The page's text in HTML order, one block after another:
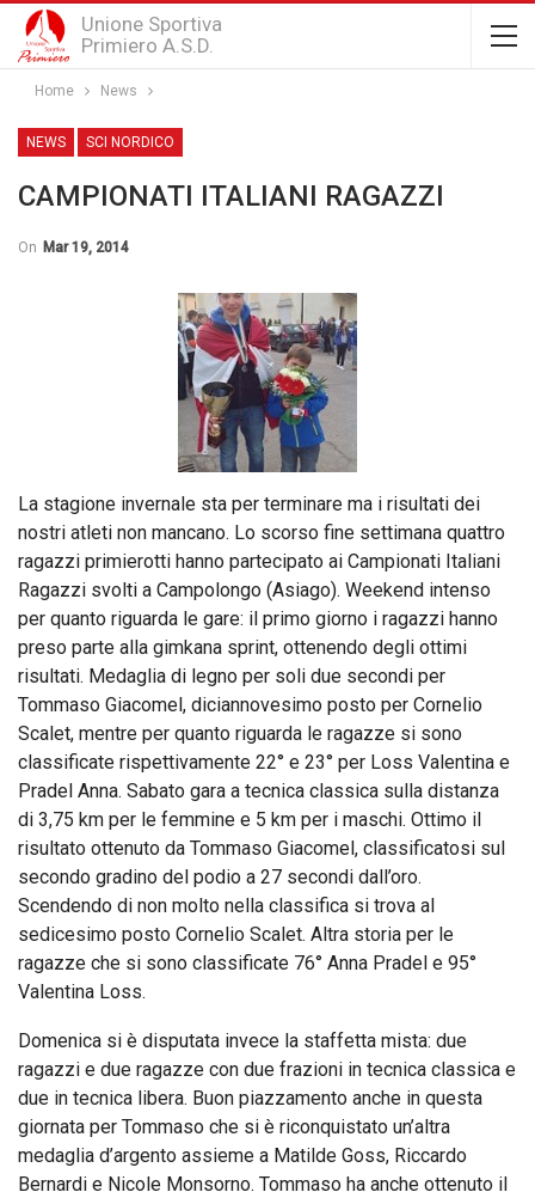
Unione Sportiva
Primiero A.S.D.
Home News
NEWS SCI NORDICO
CAMPIONATI ITALIANI RAGAZZI
On Mar 19, 2014
La stagione invernale sta per terminare ma i risultati dei
nostri atleti non mancano. Lo scorso fine settimana quattro
ragazzi primierotti hanno partecipato ai Campionati Italiani
Ragazzi svolti a Campolongo (Asiago). Weekend intenso
per quanto riguarda le gare: il primo giorno i ragazzi hanno
preso parte alla gimkana sprint, ottenendo degli ottimi
risultati. Medaglia di legno per soli due secondi per
Tommaso Giacomel, diciannovesimo posto per Cornelio
Scalet, mentre per quanto riguarda le ragazze si sono
classificate rispettivamente 22° e 23° per Loss Valentina e
Pradel Anna. Sabato gara a tecnica classica sulla distanza
di 3,75 km per le femmine e 5 km per i maschi. Ottimo il
risultato ottenuto da Tommaso Giacomel, classificatosi sul
secondo gradino del podio a 27 secondi dall’oro.
Scendendo di non molto nella classifica si trova al
sedicesimo posto Cornelio Scalet. Altra storia per le
ragazze che si sono classificate 76° Anna Pradel e 95°
Valentina Loss.
Domenica si è disputata invece la staffetta mista: due
ragazzi e due ragazze con due frazioni in tecnica classica e
due in tecnica libera. Buon piazzamento anche in questa
giornata per Tommaso che si è riconquistato un’altra
medaglia d’argento assieme a Matilde Goss, Riccardo
Bernardi e Nicole Monsorno. Tommaso ha anche ottenuto il